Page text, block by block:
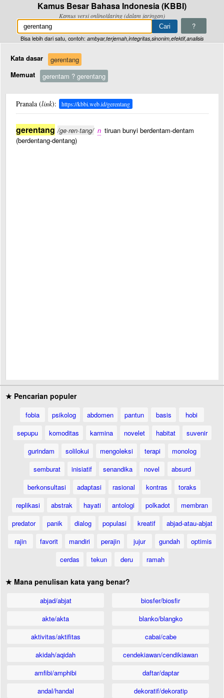
Kamus Besar Bahasa Indonesia (KBBI)
Kamus versi online/daring (dalam jaringan)
?
Bisa lebih dari satu, contoh: ambyar,terjemah,integritas,sinonim,efektif,analisis
Kata dasar
gerentang
Memuat
gerentam ? gerentang
Pranala (link): https://kbbi.web.id/gerentang
gerentang /ge·ren·tang/ n tiruan bunyi berdentam-dentam
(berdentang-dentang)
★ Pencarian populer
fobia psikolog abdomen pantun basis
hobi
sepupu
komoditas karmina novelet habitat
suvenir
gurindam
solilokui mengoleksi terapi
monolog
semburat
inisiatif senandika novel
absurd
berkonsultasi
adaptasi rasional kontras
toraks
replikasi
abstrak hayati antologi polkadot
membran
predator
panik dialog populasi kreatif
abjad-atau-abjat
rajin
favorit mandiri perajin jujur gundah
optimis
cerdas
tekun deru ramah
★ Mana penulisan kata yang benar?
abjad/abjat
akte/akta
aktivitas/aktifitas
akidah/aqidah
amfibi/amphibi
andal/handal
biosfer/biosfir
blanko/blangko
cabai/cabe
cendekiawan/cendikiawan
daftar/daptar
dekoratif/dekoratip